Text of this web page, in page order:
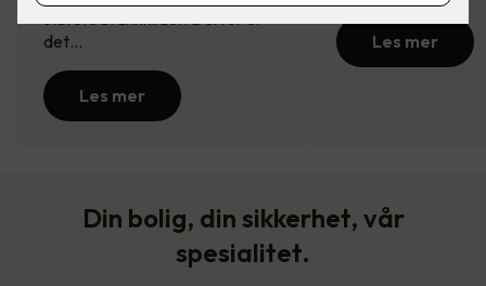
største brannkilder. Derfor er
det…
Les mer
Les mer
Din bolig, din sikkerhet, vår
spesialitet.